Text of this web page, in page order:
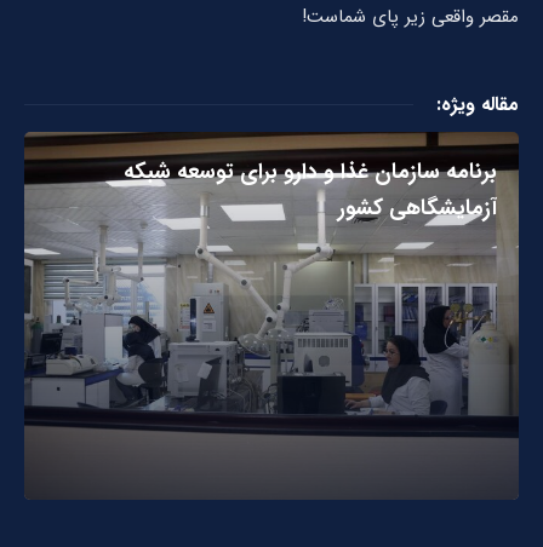
مقصر واقعی زیر پای شماست!
مقاله ویژه:
برنامه سازمان غذا و دارو برای توسعه شبکه
آزمایشگاهی کشور